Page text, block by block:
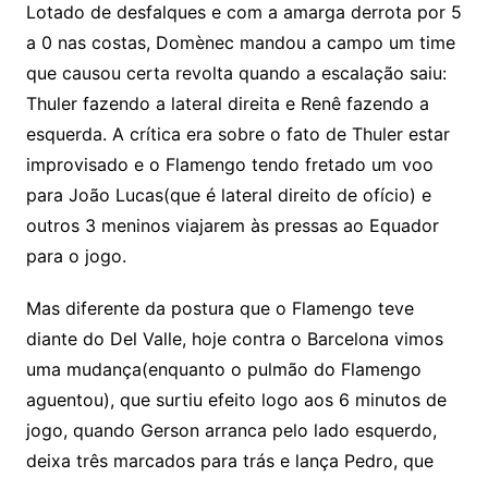
Lotado de desfalques e com a amarga derrota por 5
a 0 nas costas, Domènec mandou a campo um time
que causou certa revolta quando a escalação saiu:
Thuler fazendo a lateral direita e Renê fazendo a
esquerda. A crítica era sobre o fato de Thuler estar
improvisado e o Flamengo tendo fretado um voo
para João Lucas(que é lateral direito de ofício) e
outros 3 meninos viajarem às pressas ao Equador
para o jogo.
Mas diferente da postura que o Flamengo teve
diante do Del Valle, hoje contra o Barcelona vimos
uma mudança(enquanto o pulmão do Flamengo
aguentou), que surtiu efeito logo aos 6 minutos de
jogo, quando Gerson arranca pelo lado esquerdo,
deixa três marcados para trás e lança Pedro, que